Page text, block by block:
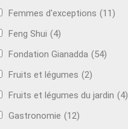
Femmes d'exceptions (11)
Feng Shui (4)
Fondation Gianadda (54)
Fruits et légumes (2)
Fruits et légumes du jardin (4)
Gastronomie (12)